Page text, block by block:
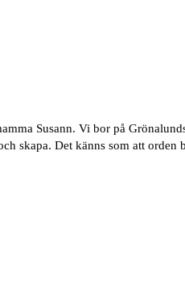
Susann. Vi bor på
skapa. Det känns som att orden